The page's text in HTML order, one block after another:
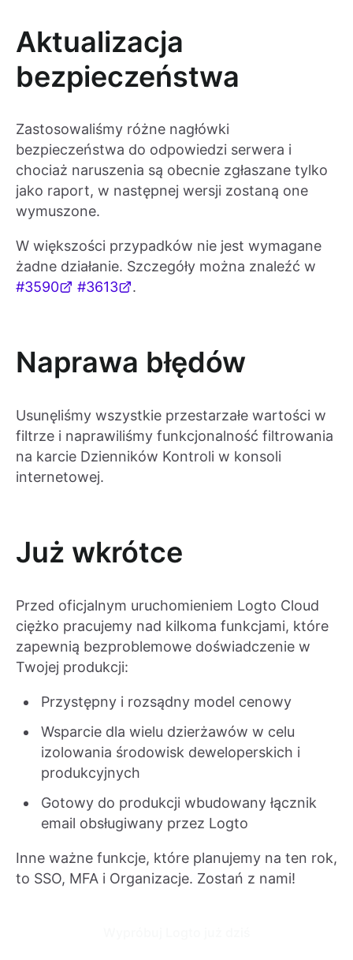
Aktualizacja
bezpieczeństwa
Zastosowaliśmy różne nagłówki
bezpieczeństwa do odpowiedzi serwera i
chociaż naruszenia są obecnie zgłaszane tylko
jako raport, w następnej wersji zostaną one
wymuszone.
W większości przypadków nie jest wymagane
żadne działanie. Szczegóły można znaleźć w
#3590
#3613 .
Naprawa błędów
Usunęliśmy wszystkie przestarzałe wartości w
filtrze i naprawiliśmy funkcjonalność filtrowania
na karcie Dzienników Kontroli w konsoli
internetowej.
Już wkrótce
Przed oficjalnym uruchomieniem Logto Cloud
ciężko pracujemy nad kilkoma funkcjami, które
zapewnią bezproblemowe doświadczenie w
Twojej produkcji:
Przystępny i rozsądny model cenowy
Wsparcie dla wielu dzierżawów w celu
izolowania środowisk deweloperskich i
produkcyjnych
Gotowy do produkcji wbudowany łącznik
email obsługiwany przez Logto
Inne ważne funkcje, które planujemy na ten rok,
to SSO, MFA i Organizacje. Zostań z nami!